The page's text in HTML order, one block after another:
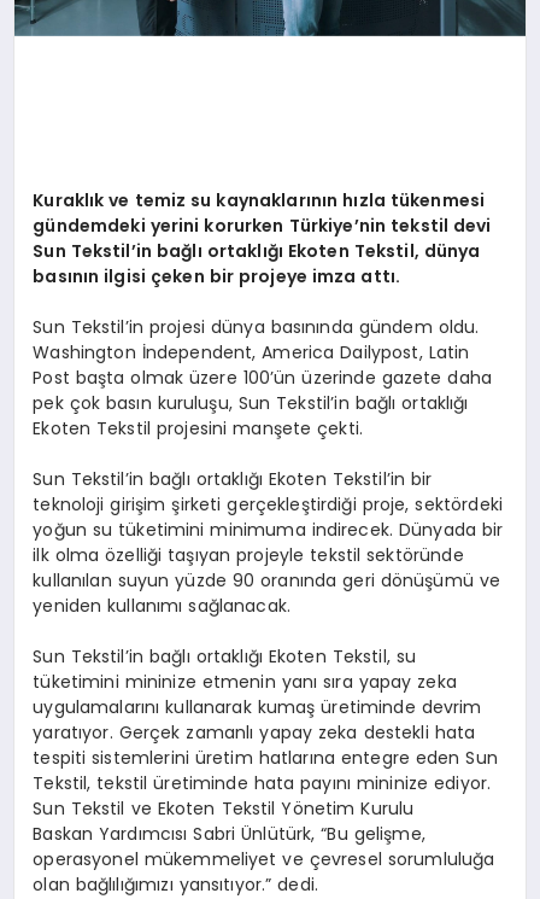
Kuraklık ve temiz su kaynaklarının hızla tükenmesi
gündemdeki yerini korurken Türkiye’nin tekstil devi
Sun Tekstil’in bağlı ortaklığı Ekoten Tekstil, dünya
basının ilgisi çeken bir projeye imza attı.
Sun Tekstil’in projesi dünya basınında gündem oldu.
Washington İndependent, America Dailypost, Latin
Post başta olmak üzere 100’ün üzerinde gazete daha
pek çok basın kuruluşu, Sun Tekstil’in bağlı ortaklığı
Ekoten Tekstil projesini manşete çekti.
Sun Tekstil’in bağlı ortaklığı Ekoten Tekstil’in bir
teknoloji girişim şirketi gerçekleştirdiği proje, sektördeki
yoğun su tüketimini minimuma indirecek. Dünyada bir
ilk olma özelliği taşıyan projeyle tekstil sektöründe
kullanılan suyun yüzde 90 oranında geri dönüşümü ve
yeniden kullanımı sağlanacak.
Sun Tekstil’in bağlı ortaklığı Ekoten Tekstil, su
tüketimini mininize etmenin yanı sıra yapay zeka
uygulamalarını kullanarak kumaş üretiminde devrim
yaratıyor. Gerçek zamanlı yapay zeka destekli hata
tespiti sistemlerini üretim hatlarına entegre eden Sun
Tekstil, tekstil üretiminde hata payını mininize ediyor.
Sun Tekstil ve Ekoten Tekstil Yönetim Kurulu
Baskan Yardımcısı Sabri Ünlütürk, “Bu gelişme,
operasyonel mükemmeliyet ve çevresel sorumluluğa
olan bağlılığımızı yansıtıyor.” dedi.